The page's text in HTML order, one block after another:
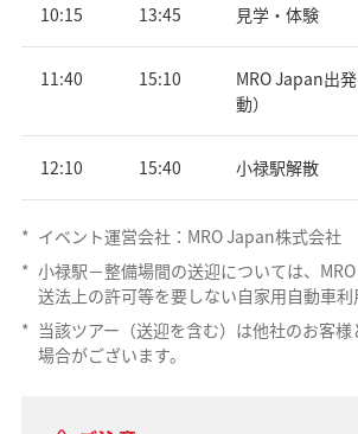
10:15 13:45 見学・体験
11:40 15:10
MRO Japan出
動）
12:10 15:40 小禄駅解散
* イベント運営会社：MRO Japan株式会社
* 小禄駅－整備場間の送迎については、
送法上の許可等を要しない自家用自動車利
* 当該ツアー（送迎を含む）は他社のお客
場合がございます。